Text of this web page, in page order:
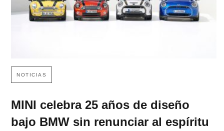
NOTICIAS
MINI celebra 25 años de diseño
bajo BMW sin renunciar al espíritu